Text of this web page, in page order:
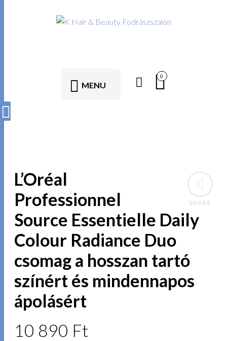
MENU
0
SHARE
L’Oréal
Professionnel
Source Essentielle Daily
Colour Radiance Duo
csomag a hosszan tartó
színért és mindennapos
ápolásért
10 890 Ft